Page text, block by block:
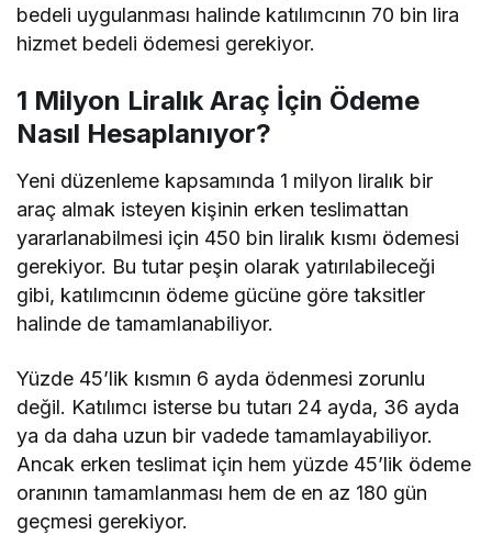
bedeli uygulanması halinde katılımcının 70 bin lira
hizmet bedeli ödemesi gerekiyor.
1 Milyon Liralık Araç İçin Ödeme
Nasıl Hesaplanıyor?
Yeni düzenleme kapsamında 1 milyon liralık bir
araç almak isteyen kişinin erken teslimattan
yararlanabilmesi için 450 bin liralık kısmı ödemesi
gerekiyor. Bu tutar peşin olarak yatırılabileceği
gibi, katılımcının ödeme gücüne göre taksitler
halinde de tamamlanabiliyor.
Yüzde 45’lik kısmın 6 ayda ödenmesi zorunlu
değil. Katılımcı isterse bu tutarı 24 ayda, 36 ayda
ya da daha uzun bir vadede tamamlayabiliyor.
Ancak erken teslimat için hem yüzde 45’lik ödeme
oranının tamamlanması hem de en az 180 gün
geçmesi gerekiyor.